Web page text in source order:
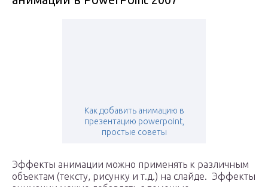
Как добавить анимацию в
презентацию powerpoint,
простые советы
Эффекты анимации можно применять к различным
объектам (тексту, рисунку и т.д.) на слайде. Эффекты